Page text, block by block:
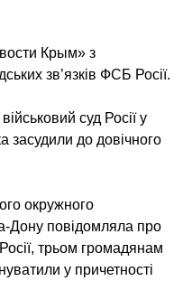
Крым» з
зв’язків ФСБ Росії.
суд Росії у
засудили до довічного
окружного
Дону повідомляла про
трьом громадянам
у причетності